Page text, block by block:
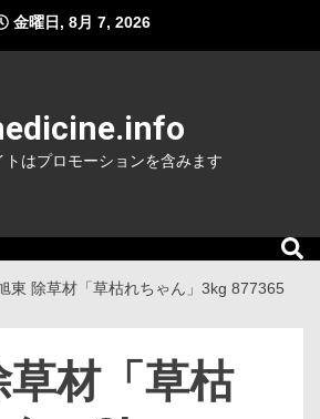
金曜日, 8月 7, 2026
トはプロモーションを含みます
東 除草材「草枯れちゃん」3kg 877365
草材「草枯